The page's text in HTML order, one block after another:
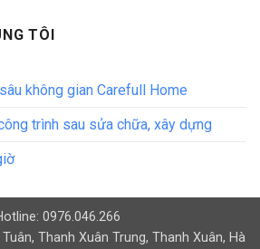
TÔI
không gian Carefull Home
trình sau sửa chữa, xây dựng
0976.046.266
Thanh Xuân Trung, Thanh Xuân, Hà